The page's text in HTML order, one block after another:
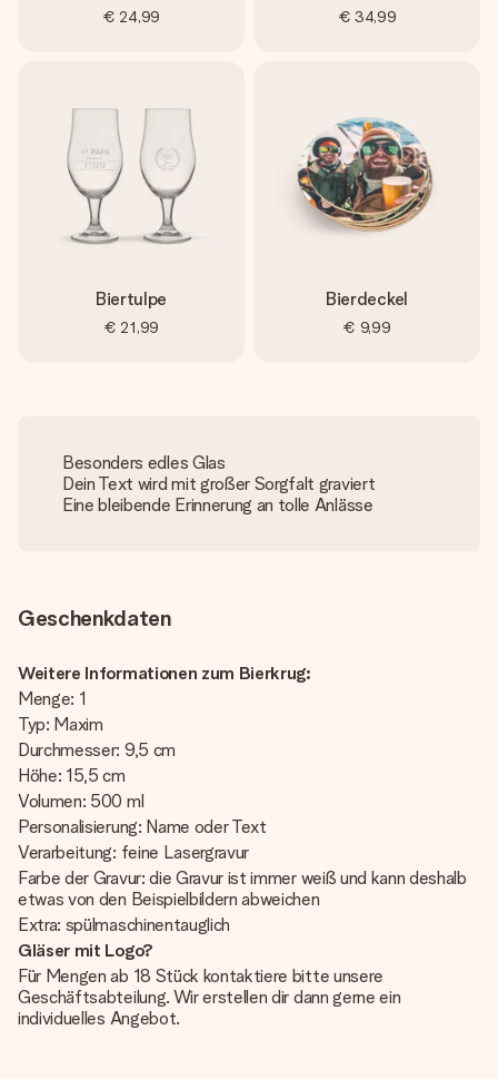
€ 24,99 € 34,99
Biertulpe
€ 21,99
Bierdeckel
€ 9,99
Besonders edles Glas
Dein Text wird mit großer Sorgfalt graviert
Eine bleibende Erinnerung an tolle Anlässe
Geschenkdaten
Weitere Informationen zum Bierkrug:
Menge: 1
Typ: Maxim
Durchmesser: 9,5 cm
Höhe: 15,5 cm
Volumen: 500 ml
Personalisierung: Name oder Text
Verarbeitung: feine Lasergravur
Farbe der Gravur: die Gravur ist immer weiß und kann deshalb
etwas von den Beispielbildern abweichen
Extra: spülmaschinentauglich
Gläser mit Logo?
Für Mengen ab 18 Stück kontaktiere bitte unsere
Geschäftsabteilung. Wir erstellen dir dann gerne ein
individuelles Angebot.